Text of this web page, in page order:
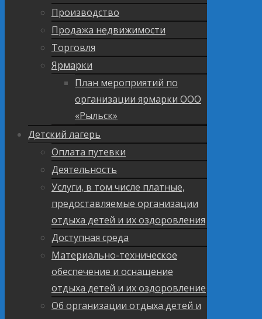
Производство
Продажа недвижимости
Торговля
Ярмарки
План мероприятий по
организации ярмарки ООО
«Рыльск»
Детский лагерь
Оплата путевки
Деятельность
Услуги, в том числе платные,
предоставляемые организации
отдыха детей и их оздоровления
Доступная среда
Материально-техническое
обеспечение и оснащение
отдыха детей и их оздоровление
Об организации отдыха детей и